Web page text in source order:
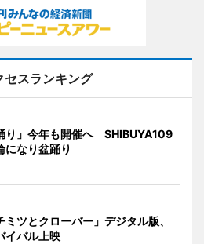
セスランキング
り」今年も開催へ SHIBUYA109
になり盆踊り
ミツとクローバー」デジタル版、
イバル上映